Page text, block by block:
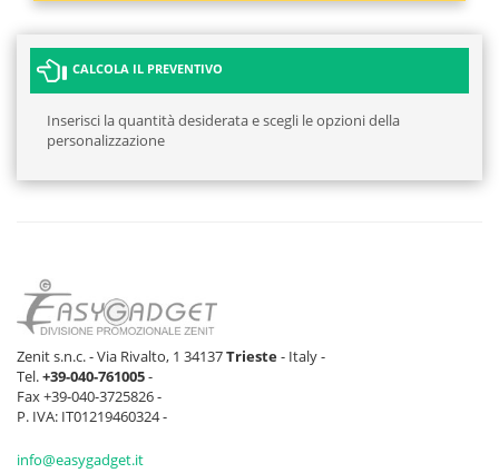
CALCOLA IL PREVENTIVO
Inserisci la quantità desiderata e scegli le opzioni della
personalizzazione
Zenit s.n.c. - Via Rivalto, 1 34137Trieste- Italy -
Tel.+39-040-761005-
Fax +39-040-3725826 -
P. IVA: IT01219460324 -
info@easygadget.it